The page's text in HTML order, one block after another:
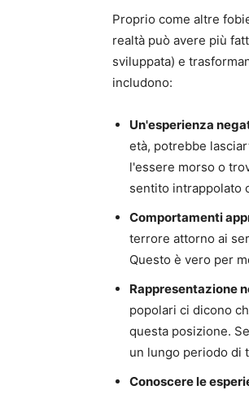
Proprio come altre
realtà può avere più
sviluppata) e
includono:
Un'esperienza
età, potrebbe
l'essere morso o
sentito intrappolato
Comportamenti
terrore attorno ai
Questo è vero per
Rappresentazione
popolari ci dicono
questa posizione.
un lungo periodo di
Conoscere le